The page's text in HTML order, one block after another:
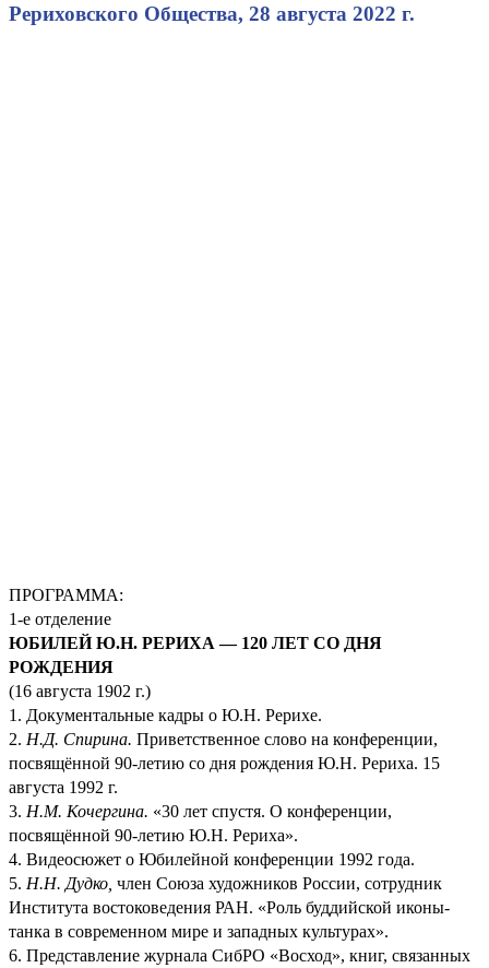
Рериховского Общества, 28 августа 2022 г.
ПРОГРАММА:
1-е отделение
ЮБИЛЕЙ Ю.Н. РЕРИХА — 120 ЛЕТ СО ДНЯ
РОЖДЕНИЯ
(16 августа 1902 г.)
1. Документальные кадры о Ю.Н. Рерихе.
2. Н.Д. Спирина. Приветственное слово на конференции,
посвящённой 90-летию со дня рождения Ю.Н. Рериха. 15
августа 1992 г.
3. Н.М. Кочергина. «30 лет спустя. О конференции,
посвящённой 90-летию Ю.Н. Рериха».
4. Видеосюжет о Юбилейной конференции 1992 года.
5. Н.Н. Дудко, член Союза художников России, сотрудник
Института востоковедения РАН. «Роль буддийской иконы-
танка в современном мире и западных культурах».
6. Представление журнала СибРО «Восход», книг, связанных